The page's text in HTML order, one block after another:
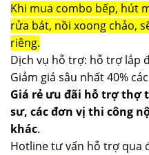
Khi mua combo bếp, hút
rửa bát, nồi xoong chảo,
riêng.
Dịch vụ hỗ trợ: hỗ trợ lắp
Giảm giá sâu nhất 40%
Giá rẻ ưu đãi hỗ trợ thợ
sư, các đơn vị thi công
khác.
Hotline tư vấn hỗ trợ qua